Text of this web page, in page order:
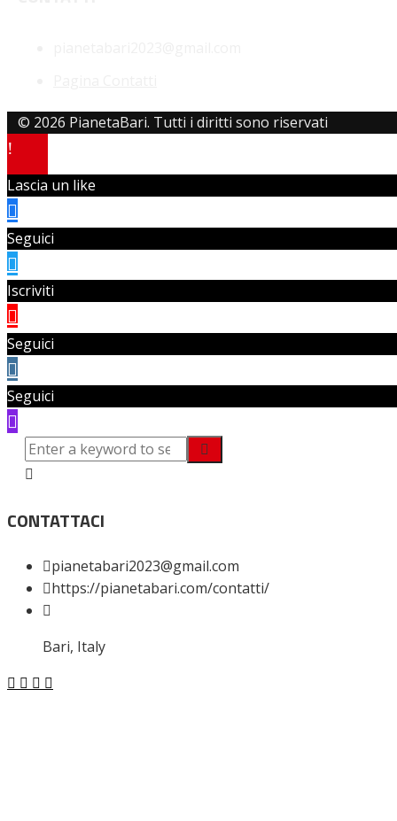
© 2026 PianetaBari. Tutti i diritti sono riservati
Lascia un like
Seguici
Iscriviti
Seguici
Seguici
CONTATTACI
pianetabari2023@gmail.com
https://pianetabari.com/contatti/
Bari, Italy